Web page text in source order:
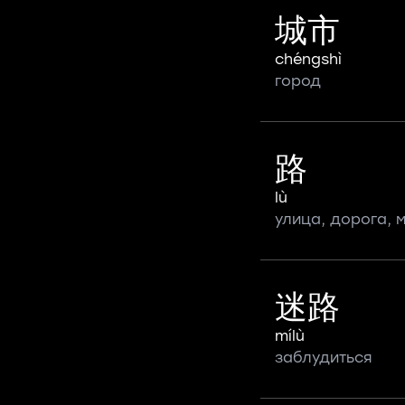
城市
chéngshì
город
路
lù
улица, дорога,
迷路
mílù
заблудиться